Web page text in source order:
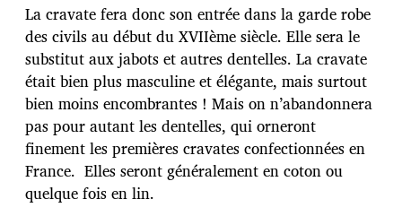
La cravate fera donc son entrée dans la garde robe
des civils au début du XVIIème siècle. Elle sera le
substitut aux jabots et autres dentelles. La cravate
était bien plus masculine et élégante, mais surtout
bien moins encombrantes ! Mais on n’abandonnera
pas pour autant les dentelles, qui orneront
finement les premières cravates confectionnées en
France. Elles seront généralement en coton ou
quelque fois en lin.